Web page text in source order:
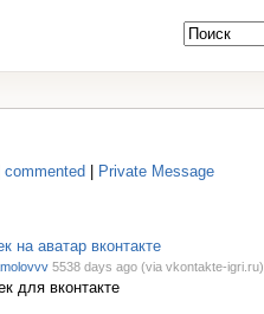
commented Private Message
на аватар вконтакте
5538 days ago (via vkontakte-igri.ru)
для вконтакте